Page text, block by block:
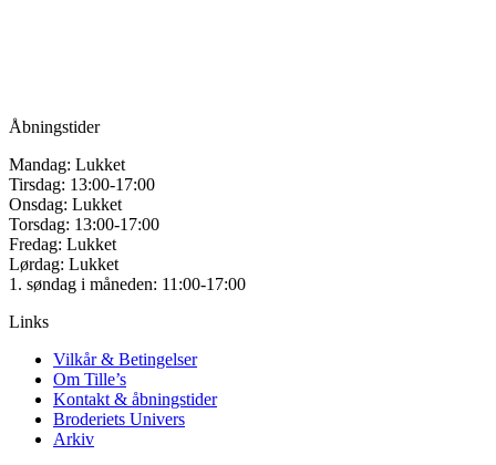
Åbningstider
Mandag: Lukket
Tirsdag: 13:00-17:00
Onsdag: Lukket
Torsdag: 13:00-17:00
Fredag: Lukket
Lørdag: Lukket
1. søndag i måneden: 11:00-17:00
Links
Vilkår & Betingelser
Om Tille’s
Kontakt & åbningstider
Broderiets Univers
Arkiv